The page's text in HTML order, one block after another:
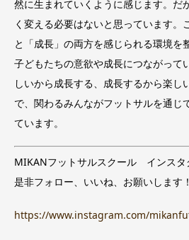
然に生まれていくように感じます。だ
く変える必要はないと思っています。
と「成長」の両方を感じられる環境を
子どもたちの意欲や成長につながって
しいから成長する、成長するから楽し
で、関わるみんながフットサルを通じ
ています。
MIKANフットサルスクール インスタ
是非フォロー、いいね、お願いします！
https://www.instagram.com/